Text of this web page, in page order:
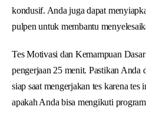
kondusif. Anda juga dapat
pulpen untuk membantu
Tes Motivasi dan Kemampuan
pengerjaan 25 menit. Pastikan Anda
siap saat mengerjakan tes karena
apakah Anda bisa mengikuti